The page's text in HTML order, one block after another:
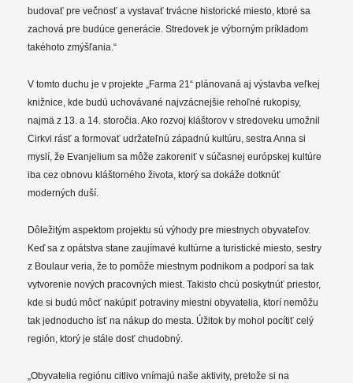
budovať pre večnosť a vystavať trvácne historické miesto, ktoré sa
zachová pre budúce generácie. Stredovek je výborným príkladom
takéhoto zmýšľania.“
V tomto duchu je v projekte „Farma 21“ plánovaná aj výstavba veľkej
knižnice, kde budú uchovávané najvzácnejšie rehoľné rukopisy,
najmä z 13. a 14. storočia. Ako rozvoj kláštorov v stredoveku umožnil
Cirkvi rásť a formovať udržateľnú západnú kultúru, sestra Anna si
myslí, že Evanjelium sa môže zakoreniť v súčasnej európskej kultúre
iba cez obnovu kláštorného života, ktorý sa dokáže dotknúť
moderných duší.
Dôležitým aspektom projektu sú výhody pre miestnych obyvateľov.
Keď sa z opátstva stane zaujímavé kultúrne a turistické miesto, sestry
z Boulaur veria, že to pomôže miestnym podnikom a podporí sa tak
vytvorenie nových pracovných miest. Takisto chcú poskytnúť priestor,
kde si budú môcť nakúpiť potraviny miestni obyvatelia, ktorí nemôžu
tak jednoducho ísť na nákup do mesta. Úžitok by mohol pocítiť celý
región, ktorý je stále dosť chudobný.
„Obyvatelia regiónu citlivo vnímajú naše aktivity, pretože si na